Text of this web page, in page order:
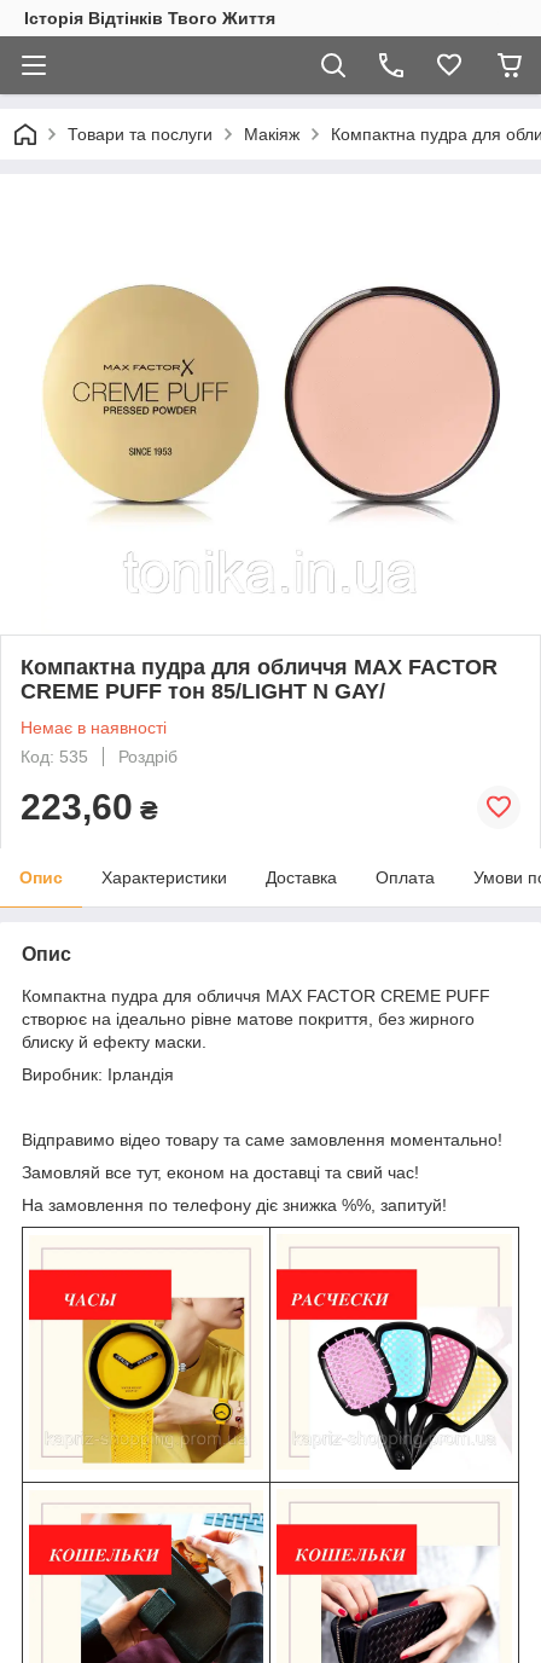
Історія Відтінків Твого Життя
Товари та послуги Макіяж Компактна пудра для
Компактна пудра для обличчя MAX FACTOR
CREME PUFF тон 85/LIGHT N GAY/
Немає в наявності
Код: 535
Роздріб
223,60 ₴
Опис Характеристики Доставка Оплата Умови
Опис
Компактна пудра для обличчя MAX FACTOR CREME PUFF
створює на ідеально рівне матове покриття, без жирного
блиску й ефекту маски.
Виробник: Ірландія
Відправимо відео товару та саме замовлення моментально!
Замовляй все тут, економ на доставці та свий час!
На замовлення по телефону діє знижка %%, запитуй!